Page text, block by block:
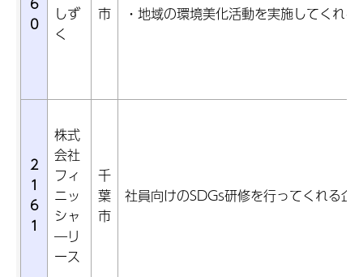
0
しず
く
市
・地域の環境美化活動を実施してくれ
2
1
6
1
株式
会社
フィ
ニッ
シャ
―リ
ース
千
葉
市
社員向けのSDGs研修を行ってくれる企